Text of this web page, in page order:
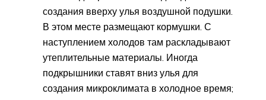
создания вверху улья воздушной подушки.
В этом месте размещают кормушки. С
наступлением холодов там раскладывают
утеплительные материалы. Иногда
подкрышники ставят вниз улья для
создания микроклимата в холодное время;